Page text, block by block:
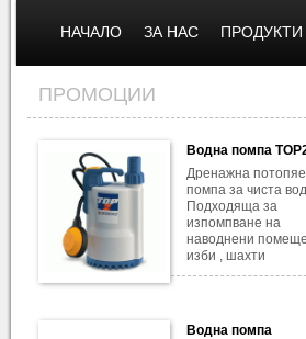
НАЧАЛО ЗА НАС ПРОДУКТИ
ПРОМОЦИИ
Водна помпа
Дренажна
помпа за чиста
Подходяща за
изпомпване на
наводнени
изби , шахти
Водна помпа